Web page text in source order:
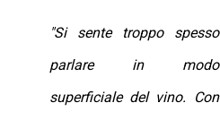
"Si sente troppo spesso
parlare in modo
superficiale del vino. Con